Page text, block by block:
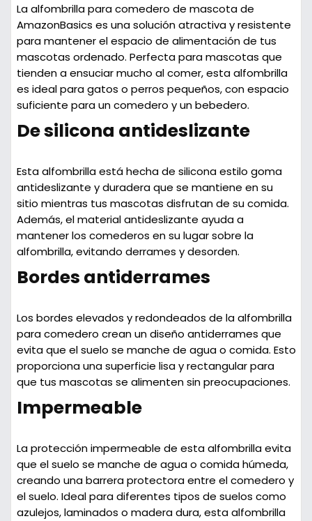
La alfombrilla para comedero de mascota de
AmazonBasics es una solución atractiva y resistente
para mantener el espacio de alimentación de tus
mascotas ordenado. Perfecta para mascotas que
tienden a ensuciar mucho al comer, esta alfombrilla
es ideal para gatos o perros pequeños, con espacio
suficiente para un comedero y un bebedero.
De silicona antideslizante
Esta alfombrilla está hecha de silicona estilo goma
antideslizante y duradera que se mantiene en su
sitio mientras tus mascotas disfrutan de su comida.
Además, el material antideslizante ayuda a
mantener los comederos en su lugar sobre la
alfombrilla, evitando derrames y desorden.
Bordes antiderrames
Los bordes elevados y redondeados de la alfombrilla
para comedero crean un diseño antiderrames que
evita que el suelo se manche de agua o comida. Esto
proporciona una superficie lisa y rectangular para
que tus mascotas se alimenten sin preocupaciones.
Impermeable
La protección impermeable de esta alfombrilla evita
que el suelo se manche de agua o comida húmeda,
creando una barrera protectora entre el comedero y
el suelo. Ideal para diferentes tipos de suelos como
azulejos, laminados o madera dura, esta alfombrilla